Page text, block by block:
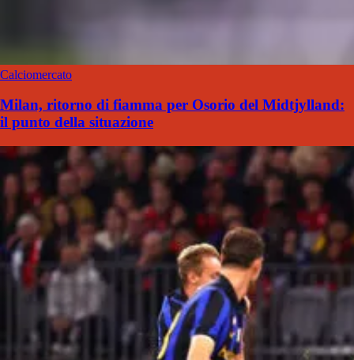
Calciomercato
Milan, ritorno di fiamma per Osorio del Midtjylland:
il punto della situazione